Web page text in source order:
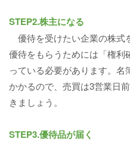
STEP2.株主になる
優待を受けたい企業の株式
優待をもらうためには「権
っている必要があります。名
かかるので、売買は3営業日
きましょう。
STEP3.優待品が届く